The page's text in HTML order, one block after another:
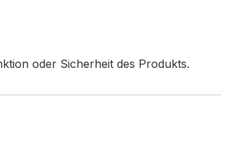
oder Sicherheit des Produkts.